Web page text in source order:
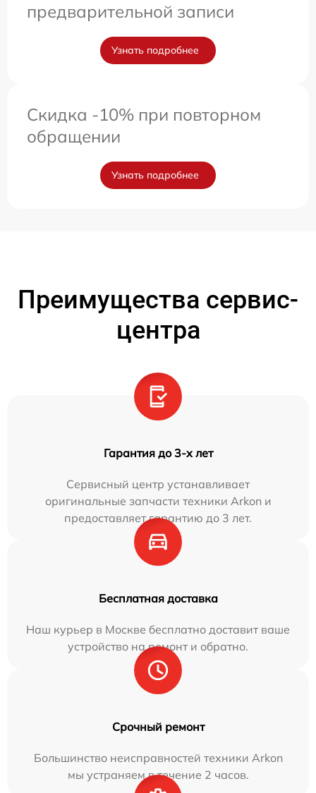
предварительной записи
Узнать подробнее
Скидка -10% при повторном
обращении
Узнать подробнее
Преимущества сервис-
центра
Гарантия до 3-х лет
Сервисный центр устанавливает
оригинальные запчасти техники Arkon и
предоставляет гарантию до 3 лет.
Бесплатная доставка
Наш курьер в Москве бесплатно доставит ваше
устройство на ремонт и обратно.
Срочный ремонт
Большинство неисправностей техники Arkon
мы устраняем в течение 2 часов.